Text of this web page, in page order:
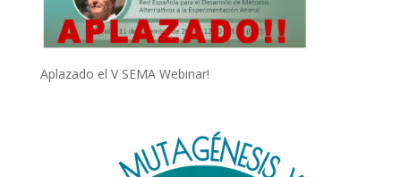
Aplazado el V SEMA Webinar!